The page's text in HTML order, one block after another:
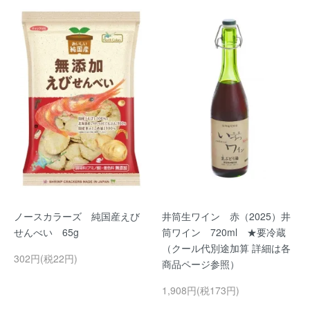
ノースカラーズ 純国産えび
せんべい 65g
302円(税22円)
井筒生ワイン 赤（2025）井
筒ワイン 720ml ★要冷蔵
（クール代別途加算 詳細は各
商品ページ参照）
1,908円(税173円)